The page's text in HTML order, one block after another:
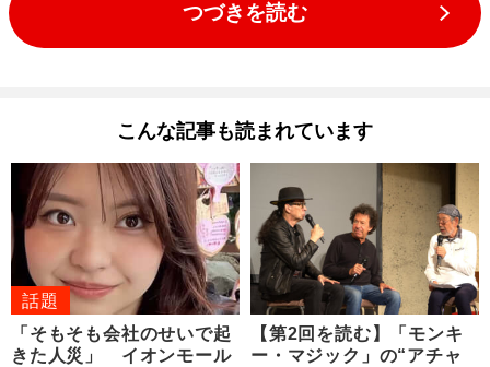
つづきを読む
こんな記事も読まれています
話題
「そもそも会社のせいで起
きた人災」 イオンモール
【第2回を読む】「モンキ
ー・マジック」の“アチャ